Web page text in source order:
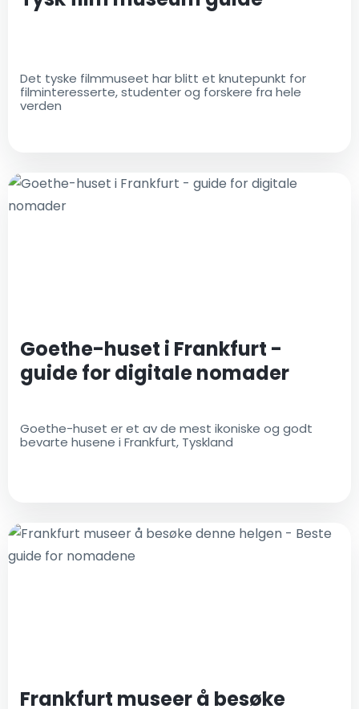
Det tyske filmmuseet har blitt et knutepunkt for
filminteresserte, studenter og forskere fra hele
verden
Goethe-huset i Frankfurt -
guide for digitale nomader
Goethe-huset er et av de mest ikoniske og godt
bevarte husene i Frankfurt, Tyskland
Frankfurt museer å besøke